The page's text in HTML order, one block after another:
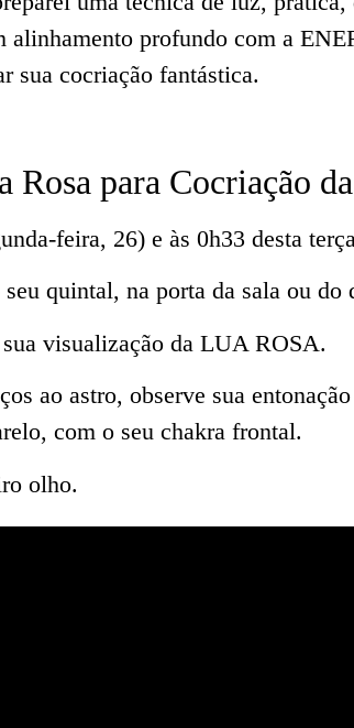
alinhamento profundo com a
sua cocriação fantástica.
Rosa para Cocriação
feira, 26) e às 0h33 desta
quintal, na porta da sala ou do
visualização da LUA ROSA.
ao astro, observe sua
com o seu chakra frontal.
olho.